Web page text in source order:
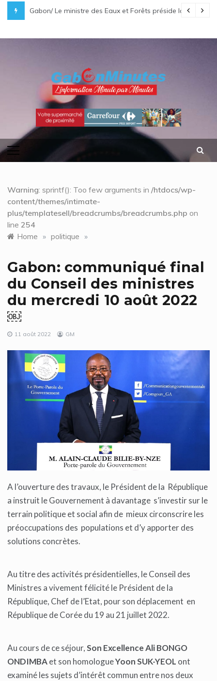
Ondimba rend hommage à un « passionné d’Afrique »
Gabon/ Le ministre des Eaux et Forêts préside la réunion
gabonminutes.com
l'information minutes par minutes
Warning: sprintf(): Too few arguments in /htdocs/wp-
content/themes/intimate-
plus/templatesell/breadcrumbs/breadcrumbs.php on
line 254
Home » politique »
Gabon: communiqué final
du Conseil des ministres
du mercredi 10 août 2022
￼
11 août 2022 GM
A l’ouverture des travaux, le Président de la République
a instruit le Gouvernement à davantage s’investir sur le
terrain politique et social afin de mieux circonscrire les
préoccupations des populations et d’y apporter des
solutions concrètes.
Au titre des activités présidentielles, le Conseil des
Ministres a vivement félicité le Président de la
République, Chef de l’Etat, pour son déplacement en
République de Corée du 19 au 21 juillet 2022.
Au cours de ce séjour,Son Excellence Ali BONGO
ONDIMBAet son homologueYoon SUK-YEOL ont
examiné les sujets d’intérêt commun entre nos deux